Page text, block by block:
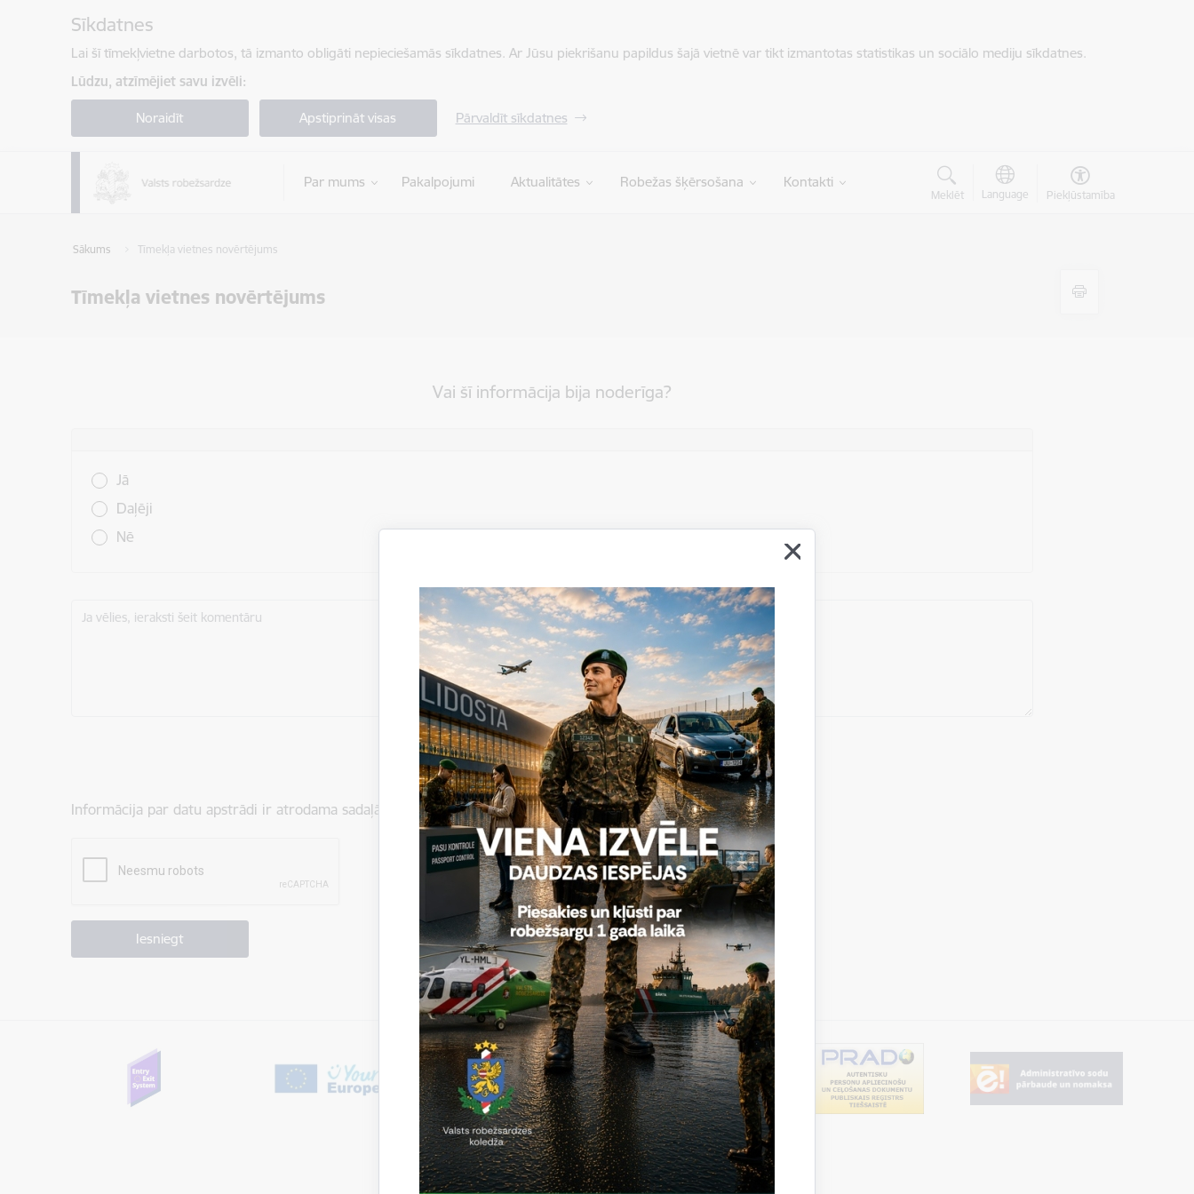
Sīkdatnes
Lai šī tīmekļvietne darbotos, tā izmanto obligāti nepieciešamās sīkdatnes. Ar Jūsu piekrišanu papildus šajā vietnē var tikt izmantotas statistikas un sociālo mediju sīkdatnes.
Lūdzu, atzīmējiet savu izvēli:
Noraidīt Apstiprināt visas Pārvaldīt sīkdatnes
Par mums Pakalpojumi Aktualitātes Robežas šķērsošana Kontakti
Meklēt Language Piekļūstamība
Sākums Tīmekļa vietnes novērtējums
Tīmekļa vietnes novērtējums
Vai šī informācija bija noderīga?
Jā
Daļēji
Nē
Ja vēlies, ieraksti šeit komentāru
Vēlos atstāt savu e-pastu saziņai
Informācija par datu apstrādi ir atrodama sadaļā: Privātuma politika
Vai šī informācija bija noderīga?